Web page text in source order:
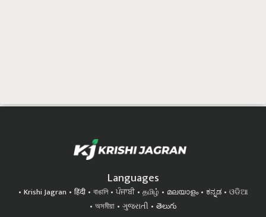
Languages
Krishi Jagran हिंदी বাঙালি ਪੰਜਾਬੀ தமிழ் മലയാളം ಕನ್ನಡ
ଓଡିଆ
অসমীয়া
ગુજરાતી తెలుగు